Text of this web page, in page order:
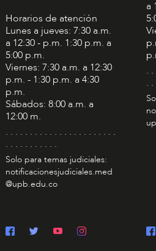
Horarios de atención
Lunes a jueves: 7:30 a.m.
a 12:30 - p.m. 1:30 p.m. a
5:00 p.m.
Viernes: 7:30 a.m. a 12:30
p.m. - 1:30 p.m. a 4:30
p.m.
Sábados: 8:00 a.m. a
12:00 m.
. . . . . . . . . . . . . . . . . . . . . . .
. . . . . . . . . . .
Solo para temas judiciales:
notificacionesjudiciales.med
@upb.edu.co
a
.
.